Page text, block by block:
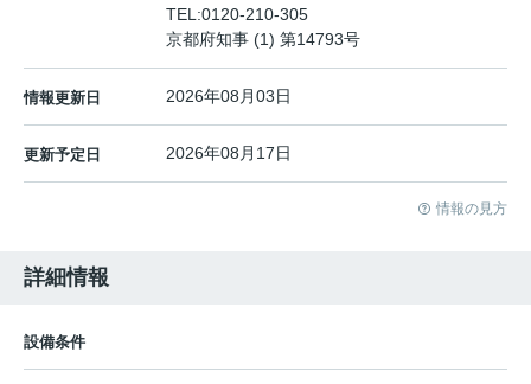
TEL:0120-210-305
京都府知事 (1) 第14793号
情報更新日 2026年08月03日
更新予定日 2026年08月17日
情報の見方
詳細情報
設備条件